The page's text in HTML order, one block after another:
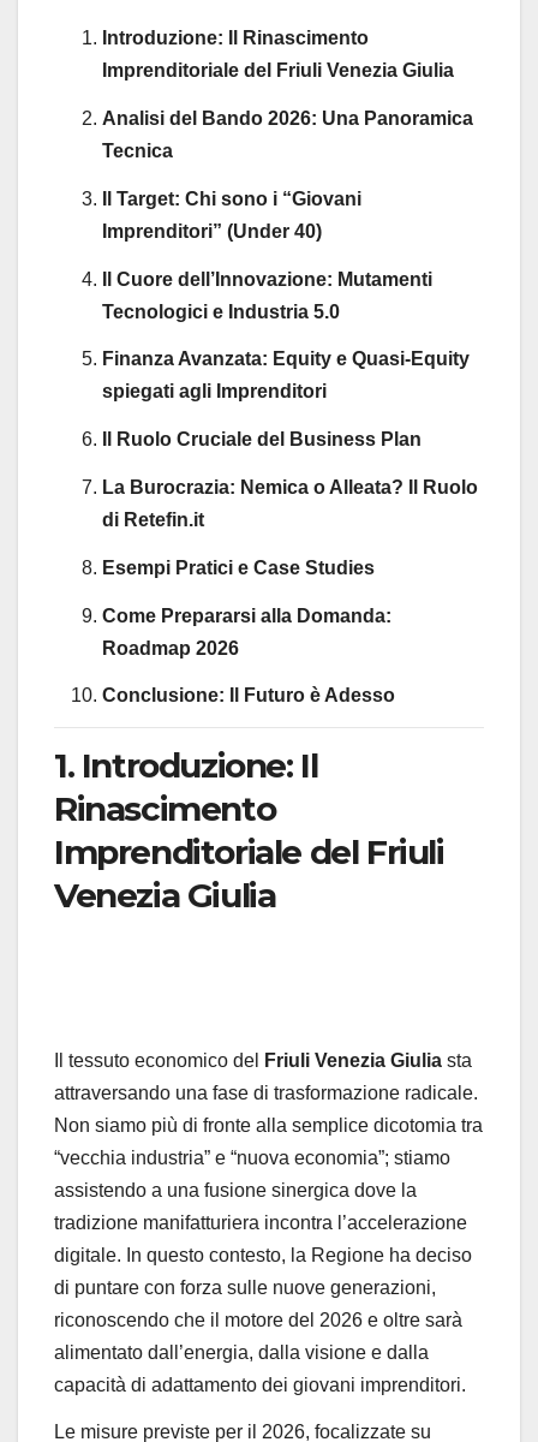
Introduzione: Il Rinascimento
Imprenditoriale del Friuli Venezia Giulia
Analisi del Bando 2026: Una Panoramica
Tecnica
Il Target: Chi sono i “Giovani
Imprenditori” (Under 40)
Il Cuore dell’Innovazione: Mutamenti
Tecnologici e Industria 5.0
Finanza Avanzata: Equity e Quasi-Equity
spiegati agli Imprenditori
Il Ruolo Cruciale del Business Plan
La Burocrazia: Nemica o Alleata? Il Ruolo
di Retefin.it
Esempi Pratici e Case Studies
Come Prepararsi alla Domanda:
Roadmap 2026
Conclusione: Il Futuro è Adesso
1. Introduzione: Il
Rinascimento
Imprenditoriale del Friuli
Venezia Giulia
Il tessuto economico del Friuli Venezia Giulia sta
attraversando una fase di trasformazione radicale.
Non siamo più di fronte alla semplice dicotomia tra
“vecchia industria” e “nuova economia”; stiamo
assistendo a una fusione sinergica dove la
tradizione manifatturiera incontra l’accelerazione
digitale. In questo contesto, la Regione ha deciso
di puntare con forza sulle nuove generazioni,
riconoscendo che il motore del 2026 e oltre sarà
alimentato dall’energia, dalla visione e dalla
capacità di adattamento dei giovani imprenditori.
Le misure previste per il 2026, focalizzate su